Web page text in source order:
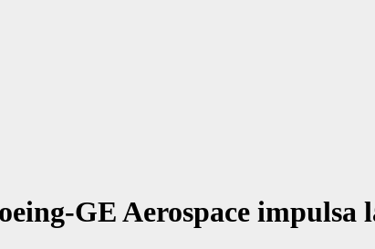
GE Aerospace impulsa